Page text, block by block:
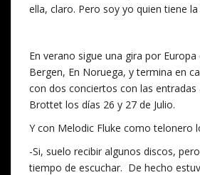
ella, claro. Pero soy yo quien tiene
En verano sigue una gira por
Bergen, En Noruega, y termina en
con dos conciertos con las entradas
Brottet los días 26 y 27 de Julio.
Y con Melodic Fluke como telonero
-Si, suelo recibir algunos discos,
tiempo de escuchar. De hecho